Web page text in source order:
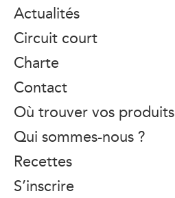
Actualités
Circuit court
Charte
Contact
Où trouver vos
Qui sommes-nous ?
Recettes
S’inscrire